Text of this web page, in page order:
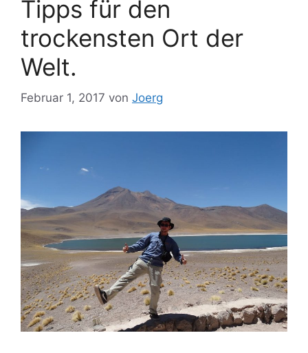
Tipps für den
trockensten Ort der
Welt.
Februar 1, 2017 von Joerg